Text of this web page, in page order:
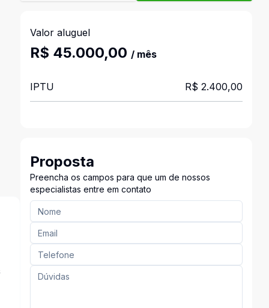
Valor aluguel
R$ 45.000,00 / mês
IPTU R$ 2.400,00
Proposta
Preencha os campos para que um de nossos
especialistas entre em contato